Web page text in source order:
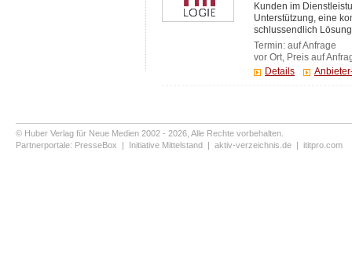
Kunden im
Unterstützung, eine
schlussendlich
Termin: auf Anfrage
vor Ort, Preis auf
Details
© Huber Verlag für Neue Medien 2002 - 2026, Alle Rechte vorbehalten.
Partnerportale: PresseBox | Initiative Mittelstand | aktiv-verzeichnis.de | ititpro.com